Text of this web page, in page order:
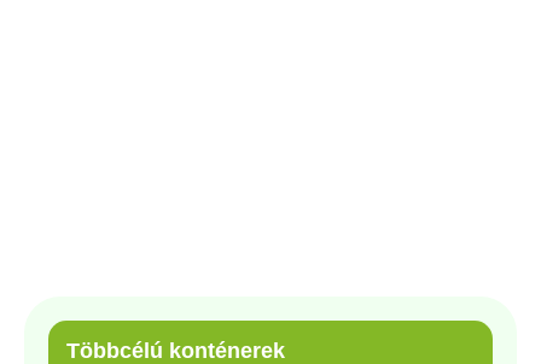
Többcélú konténerek